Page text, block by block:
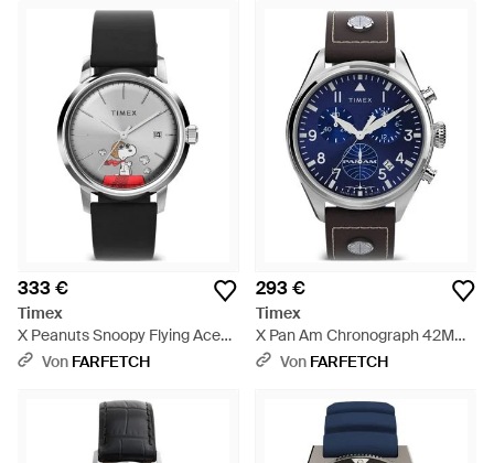
333 €
Timex
X Peanuts Snoopy Flying Ace
Armbanduhr 40Mm - Grau
Von FARFETCH
293 €
Timex
X Pan Am Chronograph 42Mm
- Blau
Von FARFETCH